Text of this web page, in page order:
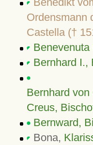
Ordensmann
Castella (†
Benevenuta
Bernhard I.,
Bernhard
Creus,
Bernward,
Bona,